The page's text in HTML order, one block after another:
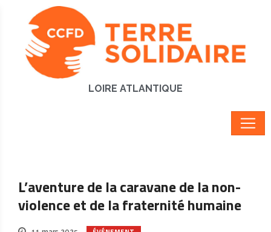
LOIRE ATLANTIQUE
L’aventure de la caravane de la non-
violence et de la fraternité humaine